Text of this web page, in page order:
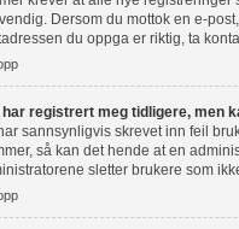
Dersom du mottok en e-
du oppga er riktig, ta
registrert meg tidligere, men
sannsynligvis skrevet inn feil
så kan det hende at en
sletter brukere som